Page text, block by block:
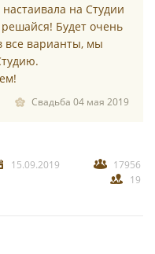
на Студии
Будет очень
все варианты, мы
Свадьба 04 мая 2019
15.09.2019
17956
19